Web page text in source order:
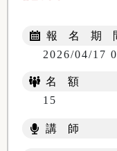
報 名 期
2026/04/17
名 額
15
講 師